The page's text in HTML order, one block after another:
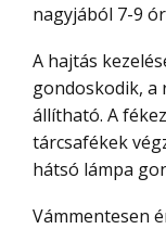
nagyjából 7-9
A hajtás kezeléséről SHIMANO 7 sebességes váltó
gondoskodik, a
állítható. A
tárcsafékek
hátsó lámpa
Vámmentesen érkezik ingyen szállítással és